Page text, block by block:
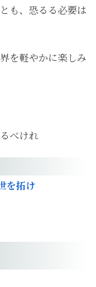
も、恐るる必要は
を軽やかに楽しみ
べけれ
を拓け